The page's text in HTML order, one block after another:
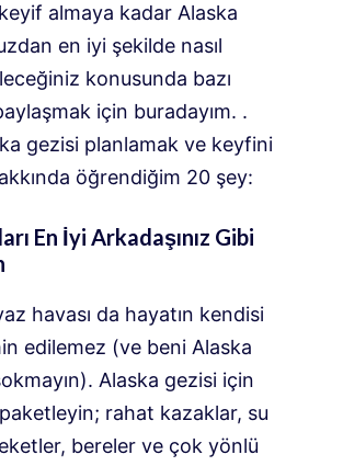
almaya kadar Alaska
en iyi şekilde nasıl
konusunda bazı
için buradayım. .
gezisi planlamak ve keyfini
öğrendiğim 20 şey:
En İyi Arkadaşınız Gibi
havası da hayatın kendisi
edilemez (ve beni Alaska
Alaska gezisi için
rahat kazaklar, su
bereler ve çok yönlü